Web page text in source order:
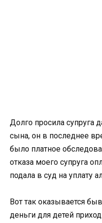
Долго просила супруга
сына, он в последнее
было платное
отказа моего супруга
подала в суд на уплату
Вот так оказывается
деньги для детей